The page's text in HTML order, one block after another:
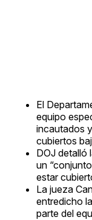
El
equipo
incautados
cubiertos
DOJ detalló
un
estar
La jueza
entredicho
parte del